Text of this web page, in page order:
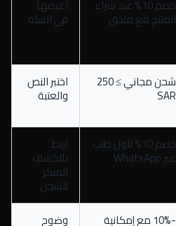
خصم 10% عند شراء
المنتج مع ملحق
اعرضها
في السلة
شحن مجاني ≥ 250
SAR
اختبر النص
والعتبة
خصم 10% لأول طلب
عبر WhatsApp
اربط
بالكشف
المبكر
للشحن
-10% مع إمكانية وضوح